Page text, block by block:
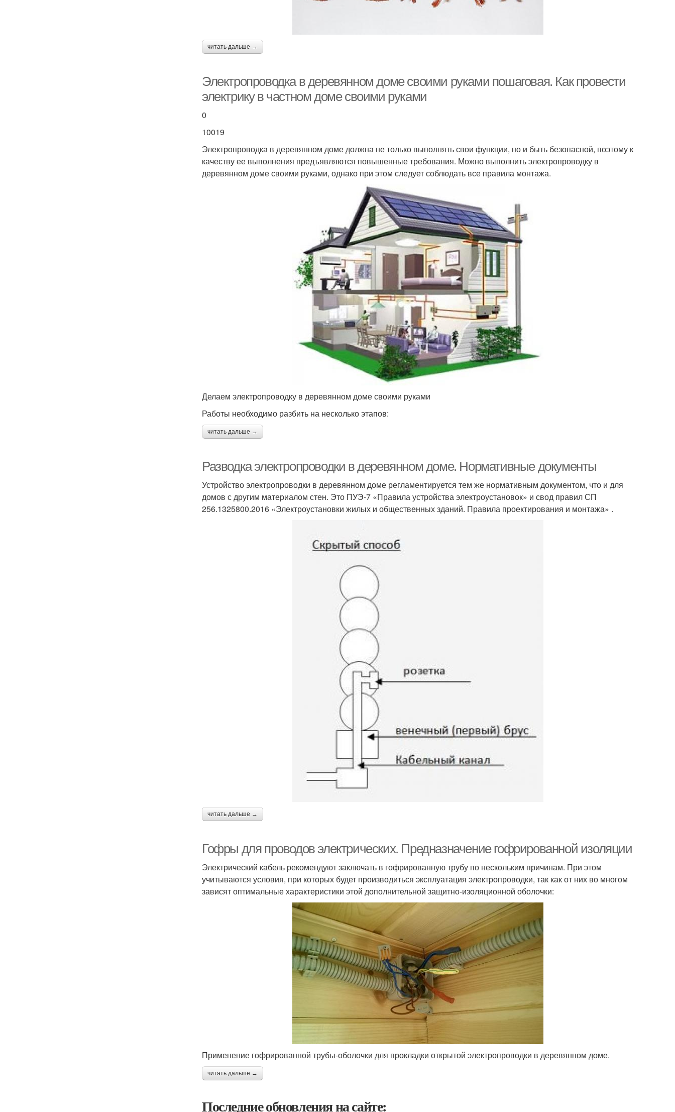
читать дальше →
Электропроводка в деревянном доме своими руками пошаговая. Как провести
электрику в частном доме своими руками
0
10019
Электропроводка в деревянном доме должна не только выполнять свои функции, но и быть безопасной, поэтому к
качеству ее выполнения предъявляются повышенные требования. Можно выполнить электропроводку в
деревянном доме своими руками, однако при этом следует соблюдать все правила монтажа.
Делаем электропроводку в деревянном доме своими руками
Работы необходимо разбить на несколько этапов:
читать дальше →
Разводка электропроводки в деревянном доме. Нормативные документы
Устройство электропроводки в деревянном доме регламентируется тем же нормативным документом, что и для
домов с другим материалом стен. Это ПУЭ-7 «Правила устройства электроустановок» и свод правил СП
256.1325800.2016 «Электроустановки жилых и общественных зданий. Правила проектирования и монтажа» .
читать дальше →
Гофры для проводов электрических. Предназначение гофрированной изоляции
Электрический кабель рекомендуют заключать в гофрированную трубу по нескольким причинам. При этом
учитываются условия, при которых будет производиться эксплуатация электропроводки, так как от них во многом
зависят оптимальные характеристики этой дополнительной защитно-изоляционной оболочки:
Применение гофрированной трубы-оболочки для прокладки открытой электропроводки в деревянном доме.
читать дальше →
Последние обновления на сайте: